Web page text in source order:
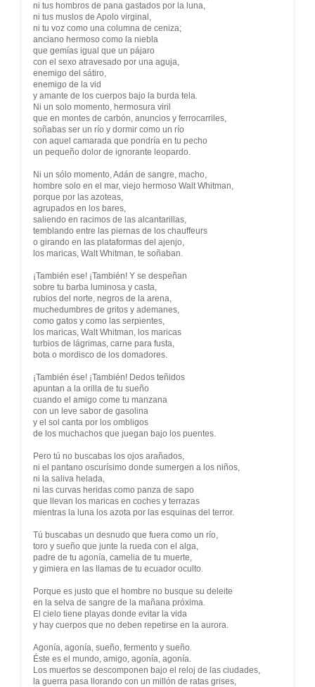
ni tus hombros de pana gastados por la luna,
ni tus muslos de Apolo virginal,
ni tu voz como una columna de ceniza;
anciano hermoso como la niebla
que gemías igual que un pájaro
con el sexo atravesado por una aguja,
enemigo del sátiro,
enemigo de la vid
y amante de los cuerpos bajo la burda tela.
Ni un solo momento, hermosura viril
que en montes de carbón, anuncios y ferrocarriles,
soñabas ser un río y dormir como un río
con aquel camarada que pondría en tu pecho
un pequeño dolor de ignorante leopardo.
Ni un sólo momento, Adán de sangre, macho,
hombre solo en el mar, viejo hermoso Walt Whitman,
porque por las azoteas,
agrupados en los bares,
saliendo en racimos de las alcantarillas,
temblando entre las piernas de los chauffeurs
o girando en las plataformas del ajenjo,
los maricas, Walt Whitman, te soñaban.
¡También ese! ¡También! Y se despeñan
sobre tu barba luminosa y casta,
rubios del norte, negros de la arena,
muchedumbres de gritos y ademanes,
como gatos y como las serpientes,
los maricas, Walt Whitman, los maricas
turbios de lágrimas, carne para fusta,
bota o mordisco de los domadores.
¡También ése! ¡También! Dedos teñidos
apuntan a la orilla de tu sueño
cuando el amigo come tu manzana
con un leve sabor de gasolina
y el sol canta por los ombligos
de los muchachos que juegan bajo los puentes.
Pero tú no buscabas los ojos arañados,
ni el pantano oscurísimo donde sumergen a los niños,
ni la saliva helada,
ni las curvas heridas como panza de sapo
que llevan los maricas en coches y terrazas
mientras la luna los azota por las esquinas del terror.
Tú buscabas un desnudo que fuera como un río,
toro y sueño que junte la rueda con el alga,
padre de tu agonía, camelia de tu muerte,
y gimiera en las llamas de tu ecuador oculto.
Porque es justo que el hombre no busque su deleite
en la selva de sangre de la mañana próxima.
El cielo tiene playas donde evitar la vida
y hay cuerpos que no deben repetirse en la aurora.
Agonía, agonía, sueño, fermento y sueño.
Éste es el mundo, amigo, agonía, agonía.
Los muertos se descomponen bajo el reloj de las ciudades,
la guerra pasa llorando con un millón de ratas grises,